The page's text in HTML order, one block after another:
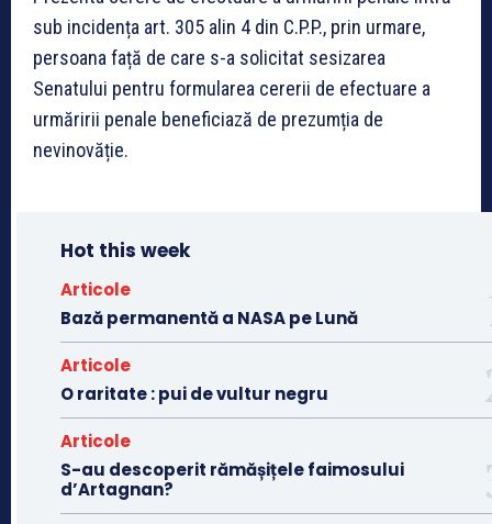
sub incidența art. 305 alin 4 din C.P.P., prin urmare,
persoana față de care s-a solicitat sesizarea
Senatului pentru formularea cererii de efectuare a
urmăririi penale beneficiază de prezumția de
nevinovăție.
Hot this week
Articole
Bază permanentă a NASA pe Lună
Articole
O raritate : pui de vultur negru
Articole
S-au descoperit rămășițele faimosului
d’Artagnan?